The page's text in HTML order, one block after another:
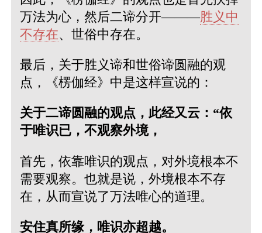
万法为心，然后二谛分开———胜义中
不存在、世俗中存在。
最后，关于胜义谛和世俗谛圆融的观
点，《楞伽经》中是这样宣说的：
关于二谛圆融的观点，此经又云：“依
于唯识已，不观察外境，
首先，依靠唯识的观点，对外境根本不
需要观察。也就是说，外境根本不存
在，从而宣说了万法唯心的道理。
安住真所缘，唯识亦超越。